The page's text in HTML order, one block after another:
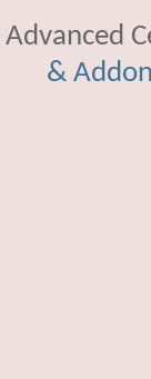
Advanced
&